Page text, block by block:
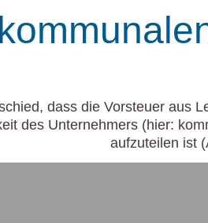
dass die Vorsteuer aus
des Unternehmers (hier:
aufzuteilen ist